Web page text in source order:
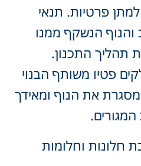
למתן פרטיות. תנאי
והנוף הנשקף ממנו
תהליך התכנון.
פטיו משותף הבנוי
את הנוף ומאידך